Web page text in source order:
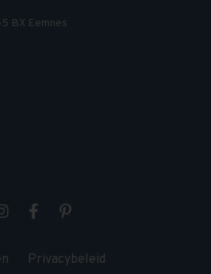
BX Eemnes
Privacybeleid